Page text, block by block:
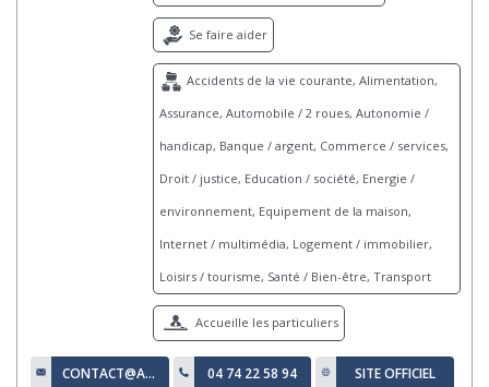
Se faire aider
Accidents de la vie courante, Alimentation,
Assurance, Automobile / 2 roues, Autonomie /
handicap, Banque / argent, Commerce / services,
Droit / justice, Education / société, Energie /
environnement, Equipement de la maison,
Internet / multimédia, Logement / immobilier,
Loisirs / tourisme, Santé / Bien-être, Transport
Accueille les particuliers
CONTACT@AIN.UFCQUECHOISIR.FR 04 74 22 58 94 SITE OFFICIEL